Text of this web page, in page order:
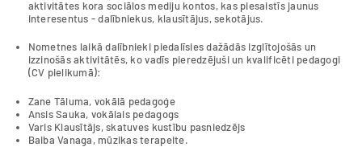
aktivitātes kora sociālos mediju kontos, kas piesaistīs jaunus
interesentus - dalībniekus, klausītājus, sekotājus.
Nometnes laikā dalībnieki piedalīsies dažādās izglītojošās un
izzinošās aktivitātēs, ko vadīs pieredzējuši un kvalificēti pedagogi
(CV pielikumā):
Zane Tāluma, vokālā pedagoģe
Ansis Sauka, vokālais pedagogs
Varis Klausītājs, skatuves kustību pasniedzējs
Baiba Vanaga, mūzikas terapeite.